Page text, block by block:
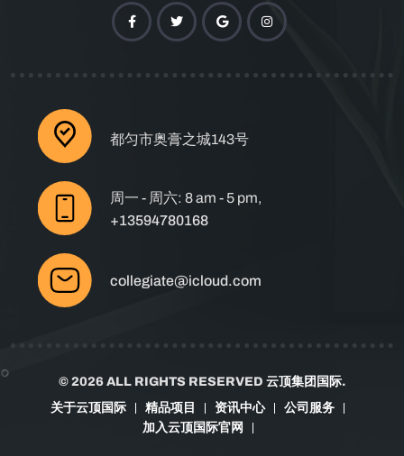
都匀市奥膏之城143号
周一 - 周六: 8 am - 5 pm,
+13594780168
collegiate@icloud.com
© 2026 ALL RIGHTS RESERVED 云顶集团国际.
关于云顶国际
精品项目 资讯中心
公司服务
加入云顶国际官网